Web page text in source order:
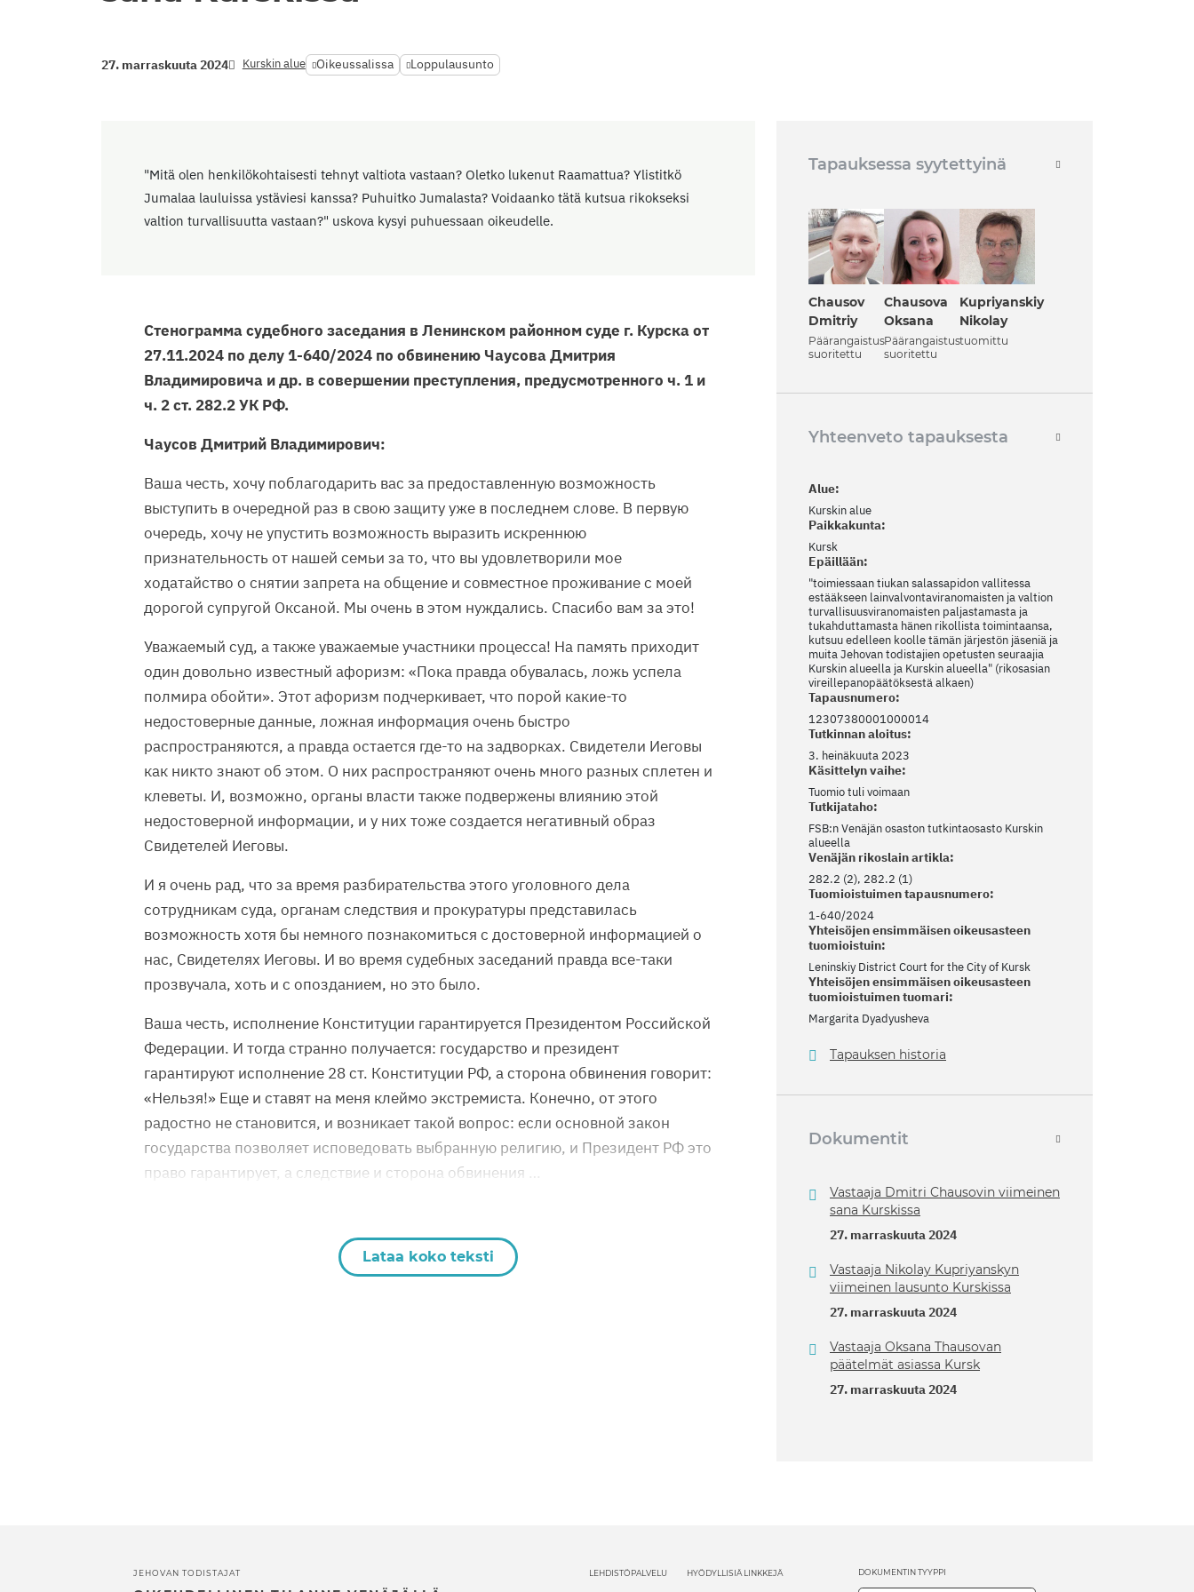
27. marraskuuta 2024 Kurskin alue Oikeussalissa Loppulausunto
"Mitä olen henkilökohtaisesti tehnyt valtiota vastaan? Oletko lukenut Raamattua? Ylistitkö
Jumalaa lauluissa ystäviesi kanssa? Puhuitko Jumalasta? Voidaanko tätä kutsua rikokseksi
valtion turvallisuutta vastaan?" uskova kysyi puhuessaan oikeudelle.
Стенограмма судебного заседания в Ленинском районном суде г. Курска от
27.11.2024 по делу 1-640/2024 по обвинению Чаусова Дмитрия
Владимировича и др. в совершении преступления, предусмотренного ч. 1 и
ч. 2 ст. 282.2 УК РФ.
Чаусов Дмитрий Владимирович:
Ваша честь, хочу поблагодарить вас за предоставленную возможность
выступить в очередной раз в свою защиту уже в последнем слове. В первую
очередь, хочу не упустить возможность выразить искреннюю
признательность от нашей семьи за то, что вы удовлетворили мое
ходатайство о снятии запрета на общение и совместное проживание с моей
дорогой супругой Оксаной. Мы очень в этом нуждались. Спасибо вам за это!
Уважаемый суд, а также уважаемые участники процесса! На память приходит
один довольно известный афоризм: «Пока правда обувалась, ложь успела
полмира обойти». Этот афоризм подчеркивает, что порой какие-то
недостоверные данные, ложная информация очень быстро
распространяются, а правда остается где-то на задворках. Свидетели Иеговы
как никто знают об этом. О них распространяют очень много разных сплетен и
клеветы. И, возможно, органы власти также подвержены влиянию этой
недостоверной информации, и у них тоже создается негативный образ
Свидетелей Иеговы.
И я очень рад, что за время разбирательства этого уголовного дела
сотрудникам суда, органам следствия и прокуратуры представилась
возможность хотя бы немного познакомиться с достоверной информацией о
нас, Свидетелях Иеговы. И во время судебных заседаний правда все-таки
прозвучала, хоть и с опозданием, но это было.
Ваша честь, исполнение Конституции гарантируется Президентом Российской
Федерации. И тогда странно получается: государство и президент
гарантируют исполнение 28 ст. Конституции РФ, а сторона обвинения говорит:
«Нельзя!» Еще и ставят на меня клеймо экстремиста. Конечно, от этого
радостно не становится, и возникает такой вопрос: если основной закон
государства позволяет исповедовать выбранную религию, и Президент РФ это
право гарантирует, а следствие и сторона обвинения …
Lataa koko teksti
Tapauksessa syytettyinä
Chausov
Dmitriy
Päärangaistus
suoritettu
Chausova
Oksana
Päärangaistus
suoritettu
Kupriyanskiy
Nikolay
tuomittu
Yhteenveto tapauksesta
Alue:
Kurskin alue
Paikkakunta:
Kursk
Epäillään:
"toimiessaan tiukan salassapidon vallitessa
estääkseen lainvalvontaviranomaisten ja valtion
turvallisuusviranomaisten paljastamasta ja
tukahduttamasta hänen rikollista toimintaansa,
kutsuu edelleen koolle tämän järjestön jäseniä ja
muita Jehovan todistajien opetusten seuraajia
Kurskin alueella ja Kurskin alueella" (rikosasian
vireillepanopäätöksestä alkaen)
Tapausnumero:
12307380001000014
Tutkinnan aloitus:
3. heinäkuuta 2023
Käsittelyn vaihe:
Tuomio tuli voimaan
Tutkijataho:
FSB:n Venäjän osaston tutkintaosasto Kurskin
alueella
Venäjän rikoslain artikla:
282.2 (2), 282.2 (1)
Tuomioistuimen tapausnumero:
1-640/2024
Yhteisöjen ensimmäisen oikeusasteen
tuomioistuin:
Leninskiy District Court for the City of Kursk
Yhteisöjen ensimmäisen oikeusasteen
tuomioistuimen tuomari:
Margarita Dyadyusheva
Tapauksen historia
Dokumentit
Vastaaja Dmitri Chausovin viimeinen
sana Kurskissa
27. marraskuuta 2024
Vastaaja Nikolay Kupriyanskyn
viimeinen lausunto Kurskissa
27. marraskuuta 2024
Vastaaja Oksana Thausovan
päätelmät asiassa Kursk
27. marraskuuta 2024
JEHOVAN TODISTAJAT LEHDISTÖPALVELU HYÖDYLLISIÄ LINKKEJÄ DOKUMENTIN TYYPPI